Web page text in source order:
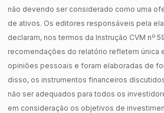
não devendo ser considerado como uma
de ativos. Os editores responsáveis pela
declaram, nos termos da Instrução CVM nº
recomendações do relatório refletem única
opiniões pessoais e foram elaboradas de
disso, os instrumentos financeiros
não ser adequados para todos os
em consideração os objetivos de